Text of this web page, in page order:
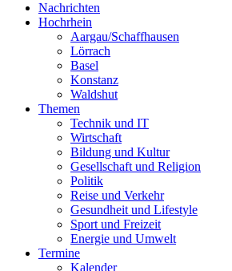
Nachrichten
Hochrhein
Aargau/Schaffhausen
Lörrach
Basel
Konstanz
Waldshut
Themen
Technik und IT
Wirtschaft
Bildung und Kultur
Gesellschaft und Religion
Politik
Reise und Verkehr
Gesundheit und Lifestyle
Sport und Freizeit
Energie und Umwelt
Termine
Kalender